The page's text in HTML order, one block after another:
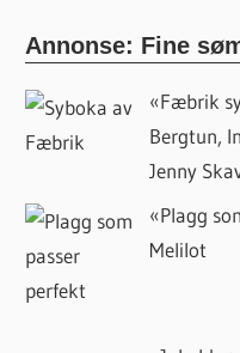
Annonse: Fine
«Fæbrik
Bergtun,
Jenny
«Plagg
Melilot